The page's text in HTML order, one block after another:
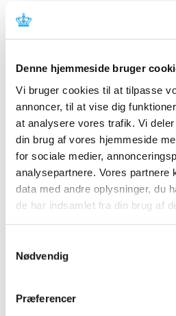
Denne hjemmeside bruger
Vi bruger cookies til at tilpasse
annoncer, til at vise dig
at analysere vores trafik. Vi
din brug af vores hjemmeside
for sociale medier,
analysepartnere. Vores partnere
data med andre oplysninger, du
de har indsamlet fra din brug af
Nødvendig
Præferencer
Medicintilskudsnævnet har
interessenter til sine drøftelser af
medicin til behandling af diabetes
Bidrag fra interessenter til
for medicin til behandling af
Medicintilskudsnævnet drøftede
møde den 22. august 2019.
arbejder nu på en indstilling til
tilskudsstatus.